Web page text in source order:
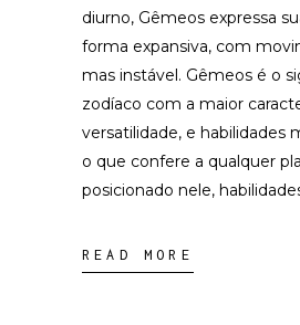
diurno, Gêmeos expressa
forma expansiva, com
mas instável. Gêmeos é o
zodíaco com a maior
versatilidade, e habilidades
o que confere a qualquer
posicionado nele,
READ MORE